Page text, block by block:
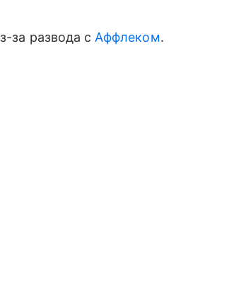
за развода с Аффлеком.